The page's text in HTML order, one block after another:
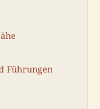
Führungen